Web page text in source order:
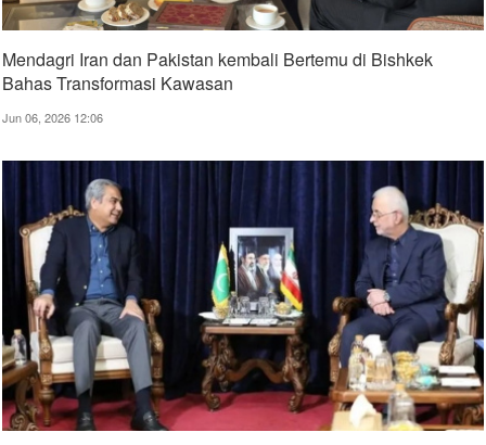
Mendagri Iran dan Pakistan kembali Bertemu di Bishkek
Bahas Transformasi Kawasan
Jun 06, 2026 12:06